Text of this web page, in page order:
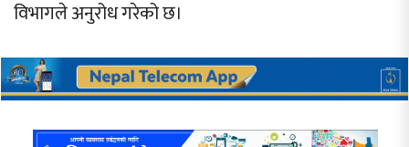
विभागले अनुरोध गरेको छ।